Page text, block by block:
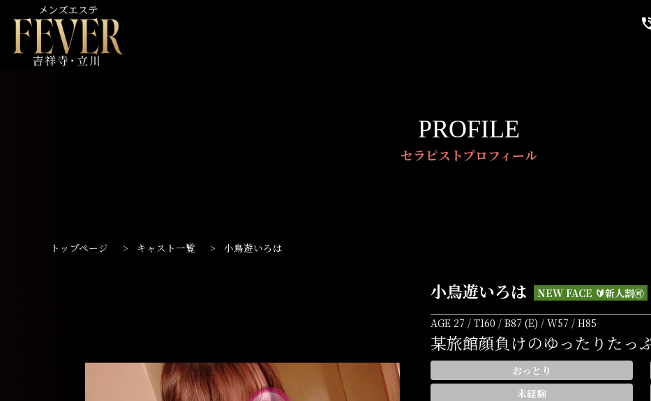
セラピストプロフィール
PROFILE
トップページ > キャスト一覧 > 小鳥遊いろは
小鳥遊いろは NEW FACE 🔰新人割🉑
AGE 27 / T160 / B87 (E) / W57 / H85
某旅館顔負けのゆったりたっ
おっとり
未経験